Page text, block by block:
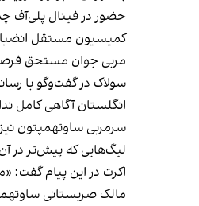
حضور در فینال پلی‌آف
کمیسیون مستقل
مربی جوان مستحق
سولاک در گفت‌وگو با
انگلستان آگاهی کامل
سرمربی ساوتهمپتون
لیگ‌هایی که پیش‌تر در
اکرت در این پیام گفت: